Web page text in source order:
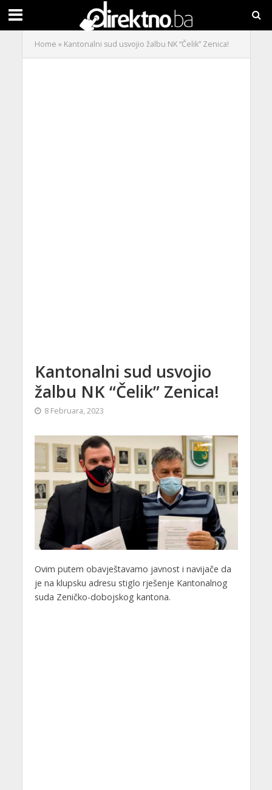
Home » Kantonalni sud usvojio žalbu NK “Čelik” Zenica!
Kantonalni sud usvojio
žalbu NK “Čelik” Zenica!
8 Februara, 2023
Ovim putem obavještavamo javnost i navijače da
je na klupsku adresu stiglo rješenje Kantonalnog
suda Zeničko-dobojskog kantona.